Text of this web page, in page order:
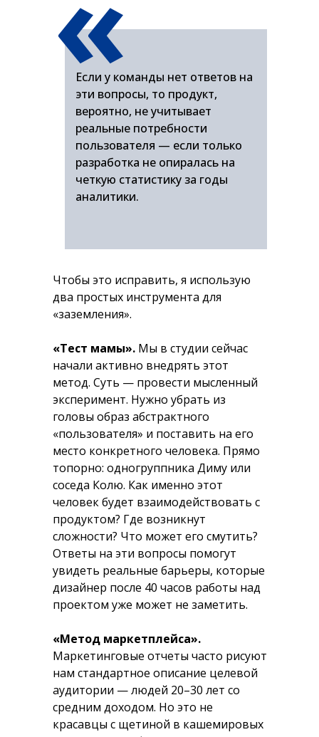
обслуживание?)
Если у команды нет ответов на
эти вопросы, то продукт,
вероятно, не учитывает
реальные потребности
пользователя — если только
разработка не опиралась на
четкую статистику за годы
аналитики.
Чтобы это исправить, я использую
два простых инструмента для
«заземления».
«Тест мамы». Мы в студии сейчас
начали активно внедрять этот
метод. Суть — провести мысленный
эксперимент. Нужно убрать из
головы образ абстрактного
«пользователя» и поставить на его
место конкретного человека. Прямо
топорно: одногруппника Диму или
соседа Колю. Как именно этот
человек будет взаимодействовать с
продуктом? Где возникнут
сложности? Что может его смутить?
Ответы на эти вопросы помогут
увидеть реальные барьеры, которые
дизайнер после 40 часов работы над
проектом уже может не заметить.
«Метод маркетплейса».
Маркетинговые отчеты часто рисуют
нам стандартное описание целевой
аудитории — людей 20–30 лет со
средним доходом. Но это не
красавцы с щетиной в кашемировых